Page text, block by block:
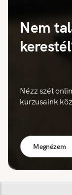
Nem
Nézz szét
kurzusaink
Megnézem